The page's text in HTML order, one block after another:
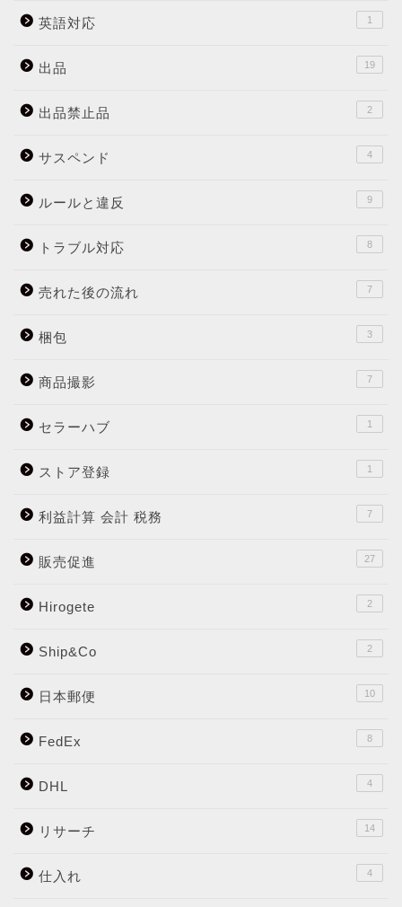
英語対応 1
出品 19
出品禁止品 2
サスペンド 4
ルールと違反 9
トラブル対応 8
売れた後の流れ 7
梱包 3
商品撮影 7
セラーハブ 1
ストア登録 1
利益計算 会計 税務 7
販売促進 27
Hirogete 2
Ship&Co 2
日本郵便 10
FedEx 8
DHL 4
リサーチ 14
仕入れ 4